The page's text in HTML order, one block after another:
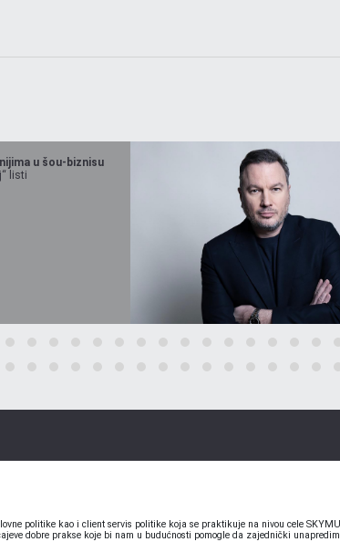
u šou-biznisu
listi
politike kao i client servis politike koja se praktikuje na nivou cele
dobre prakse koje bi nam u budućnosti pomogle da zajednički